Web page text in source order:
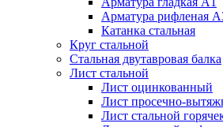
Арматура рифленая
Катанка стальная
Круг стальной
Стальная двутавровая балка
Лист стальной
Лист оцинкованный
Лист просечно-
Лист стальной